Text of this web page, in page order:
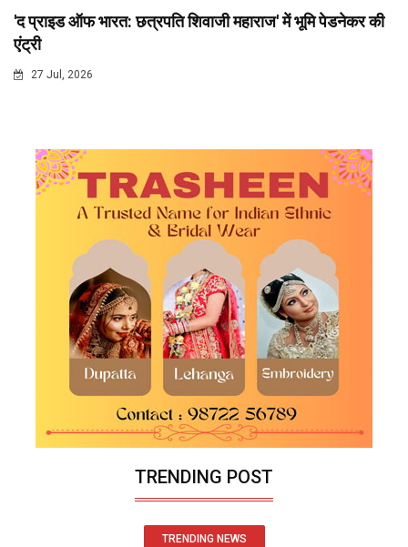
'द प्राइड ऑफ भारत: छत्रपति शिवाजी महाराज' में भूमि पेडनेकर की
एंट्री
27 Jul, 2026
TRENDING POST
TRENDING NEWS